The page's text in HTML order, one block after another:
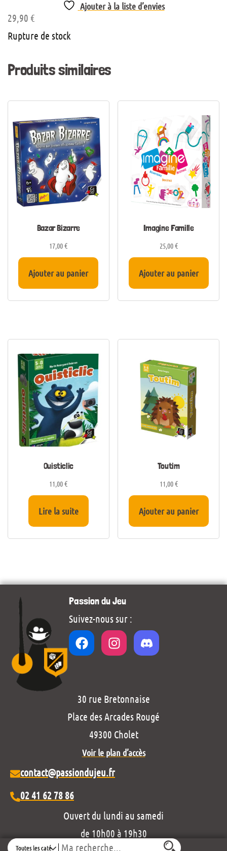
Search
Ajouter à la liste d’envies
29,90 €
Rupture de stock
Produits similaires
Bazar Bizarre
17,00€
Ajouter au panier
Imagine Famille
25,00€
Ajouter au panier
Ouisticlic
11,00€
Lire la suite
Toutim
11,00€
Ajouter au panier
Passion du Jeu
Suivez-nous sur :
30 rue Bretonnaise
Place des Arcades Rougé
49300 Cholet
Voir le plan d’accès
contact@passiondujeu.fr
02 41 62 78 86
Ouvert du lundi au samedi
de 10h00 à 19h30